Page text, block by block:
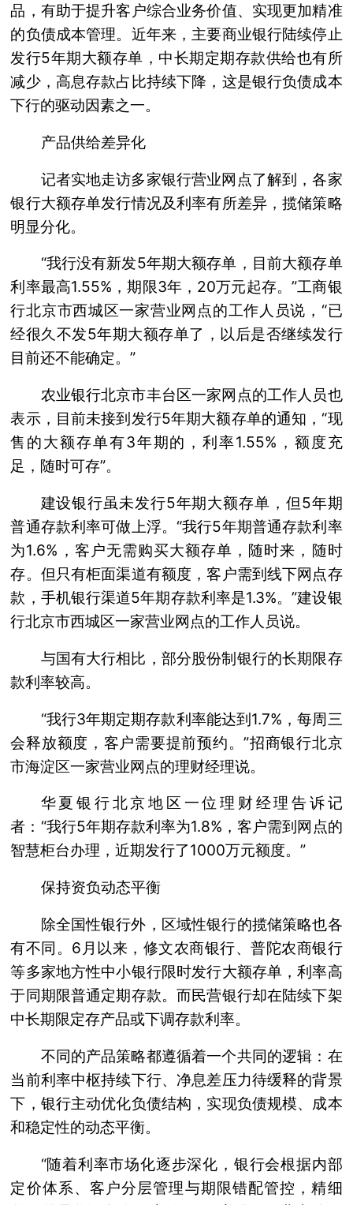
品，有助于提升客户综合业务价值、实现更加精准
的负债成本管理。近年来，主要商业银行陆续停止
发行5年期大额存单，中长期定期存款供给也有所
减少，高息存款占比持续下降，这是银行负债成本
下行的驱动因素之一。
产品供给差异化
记者实地走访多家银行营业网点了解到，各家
银行大额存单发行情况及利率有所差异，揽储策略
明显分化。
“我行没有新发5年期大额存单，目前大额存单
利率最高1.55%，期限3年，20万元起存。”工商银
行北京市西城区一家营业网点的工作人员说，“已
经很久不发5年期大额存单了，以后是否继续发行
目前还不能确定。”
农业银行北京市丰台区一家网点的工作人员也
表示，目前未接到发行5年期大额存单的通知，“现
售的大额存单有3年期的，利率1.55%，额度充
足，随时可存”。
建设银行虽未发行5年期大额存单，但5年期
普通存款利率可做上浮。“我行5年期普通存款利率
为1.6%，客户无需购买大额存单，随时来，随时
存。但只有柜面渠道有额度，客户需到线下网点存
款，手机银行渠道5年期存款利率是1.3%。”建设银
行北京市西城区一家营业网点的工作人员说。
与国有大行相比，部分股份制银行的长期限存
款利率较高。
“我行3年期定期存款利率能达到1.7%，每周三
会释放额度，客户需要提前预约。”招商银行北京
市海淀区一家营业网点的理财经理说。
华夏银行北京地区一位理财经理告诉记
者：“我行5年期存款利率为1.8%，客户需到网点的
智慧柜台办理，近期发行了1000万元额度。”
保持资负动态平衡
除全国性银行外，区域性银行的揽储策略也各
有不同。6月以来，修文农商银行、普陀农商银行
等多家地方性中小银行限时发行大额存单，利率高
于同期限普通定期存款。而民营银行却在陆续下架
中长期限定存产品或下调存款利率。
不同的产品策略都遵循着一个共同的逻辑：在
当前利率中枢持续下行、净息差压力待缓释的背景
下，银行主动优化负债结构，实现负债规模、成本
和稳定性的动态平衡。
“随着利率市场化逐步深化，银行会根据内部
定价体系、客户分层管理与期限错配管控，精细